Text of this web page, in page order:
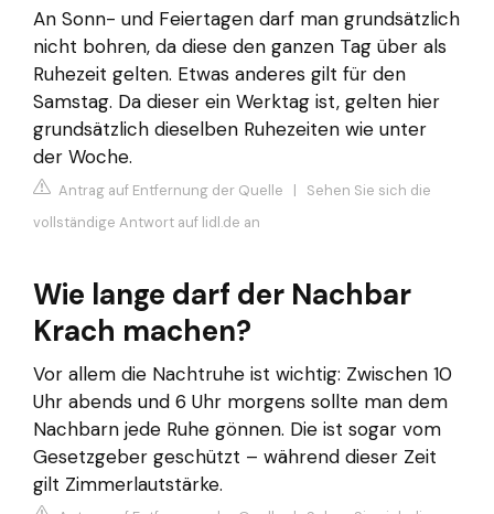
An Sonn- und Feiertagen darf man grundsätzlich
nicht bohren, da diese den ganzen Tag über als
Ruhezeit gelten. Etwas anderes gilt für den
Samstag. Da dieser ein Werktag ist, gelten hier
grundsätzlich dieselben Ruhezeiten wie unter
der Woche.
Antrag auf Entfernung der Quelle | Sehen Sie sich die
vollständige Antwort auf lidl.de an
Wie lange darf der Nachbar
Krach machen?
Vor allem die Nachtruhe ist wichtig: Zwischen 10
Uhr abends und 6 Uhr morgens sollte man dem
Nachbarn jede Ruhe gönnen. Die ist sogar vom
Gesetzgeber geschützt – während dieser Zeit
gilt Zimmerlautstärke.